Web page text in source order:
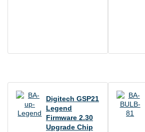
Digitech GSP21
Legend
Firmware 2.30
Upgrade Chip